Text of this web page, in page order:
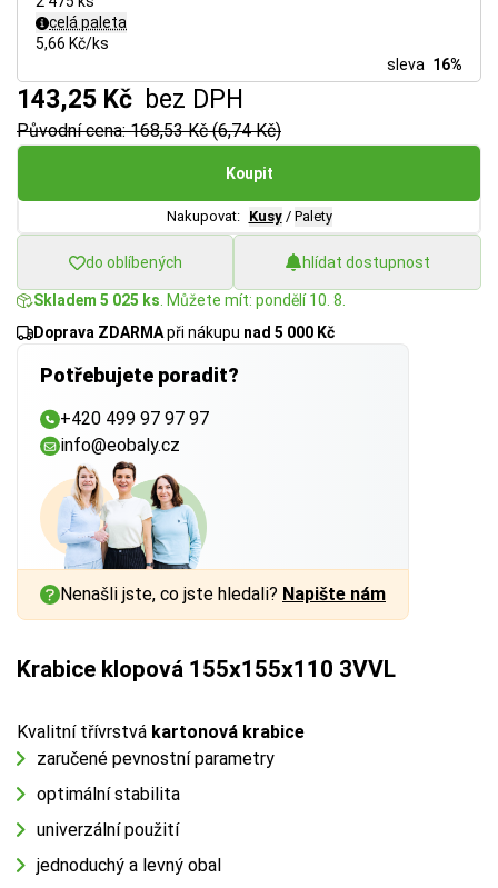
celá paleta
5,66 Kč/ks
sleva 16%
143,25 Kč bez DPH
Původní cena: 168,53 Kč (6,74 Kč)
Koupit
Nakupovat: Kusy / Palety
do oblíbených hlídat dostupnost
Skladem 5 025 ks . Můžete mít: pondělí 10. 8.
Doprava ZDARMApři nákupu nad 5 000 Kč
Potřebujete poradit?
+420 499 97 97 97
info@eobaly.cz
Nenašli jste, co jste hledali? Napište nám
Krabice klopová 155x155x110 3VVL
Kvalitní třívrstvá kartonová krabice
zaručené pevnostní parametry
optimální stabilita
univerzální použití
jednoduchý a levný obal